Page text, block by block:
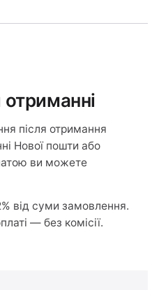
після отримання
Нової пошти або
ви можете
від суми замовлення.
— без комісії.